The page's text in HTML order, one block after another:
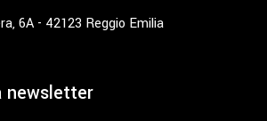
6A - 42123 Reggio Emilia
newsletter